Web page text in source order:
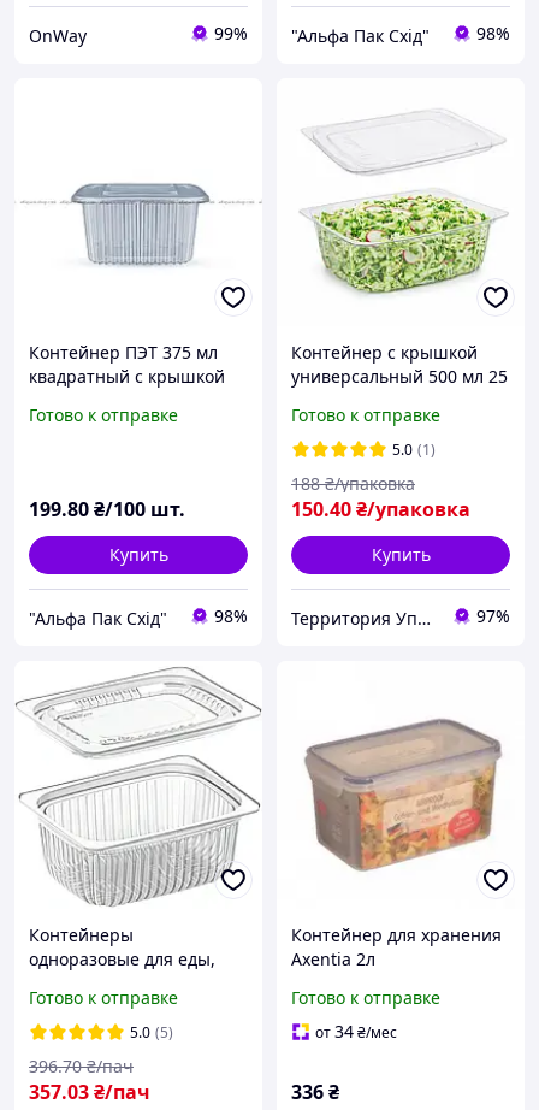
OnWay 99% "Альфа Пак Cхід" 98%
Контейнер ПЭТ 375 мл
квадратный с крышкой
Готово к отправке
199.80₴/100 шт.
Купить
"Альфа Пак Cхід" 98%
Контейнер с крышкой
универсальный 500 мл 25
для кулинарии
Готово к отправке
5.0 (1)
150.40₴/упаковка
188 ₴/упаковка
Купить
Территория Упаковки 97%
Контейнеры
одноразовые для еды,
мл, 134х110х58 мм, 50 шт,
прозрачные емкости
IT810
Готово к отправке
5.0 (5)
357.03₴/пач
396.70 ₴/пач
Контейнер для хранения
Axentia 2л
крышкой прозрачный
пластик (230706)
Готово к отправке
от34₴/мес
336₴